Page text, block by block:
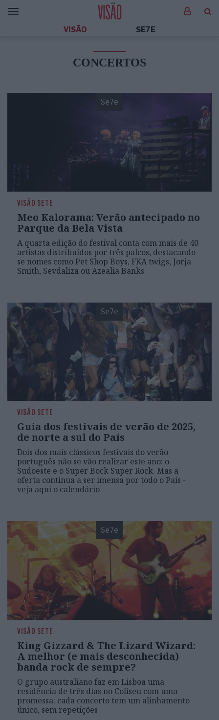
VISÃO SE7E
CONCERTOS
Se7e
VISÃO SETE
Meo Kalorama: Verão antecipado no
Parque da Bela Vista
A quarta edição do festival conta com mais de 40
artistas distribuídos por três palcos, destacando-
se nomes como Pet Shop Boys, FKA twigs, Jorja
Smith, Sevdaliza ou Azealia Banks
Se7e
VISÃO SETE
Guia dos festivais de verão de 2025,
de norte a sul do País
Dois dos mais clássicos festivais do verão
português não se vão realizar este ano: o
Sudoeste e o Super Bock Super Rock. Mas a
oferta continua a ser imensa por todo o País -
veja aqui o calendário
Se7e
VISÃO SETE
King Gizzard & The Lizard Wizard:
A melhor (e mais desconhecida)
banda rock de sempre?
O grupo australiano faz em Lisboa uma
residência de três dias no Coliseu com uma
promessa: cada concerto tem um alinhamento
único, sem repetições